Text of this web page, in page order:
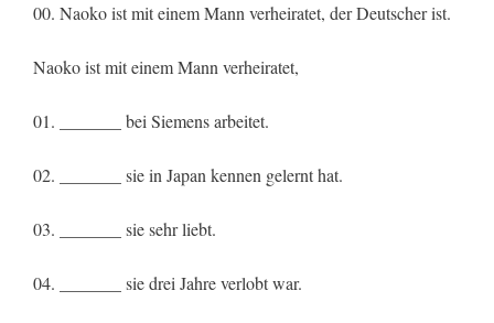
00. Naoko ist mit einem Mann verheiratet, der Deutscher ist.
Naoko ist mit einem Mann verheiratet,
01. _______ bei Siemens arbeitet.
02. _______ sie in Japan kennen gelernt hat.
03. _______ sie sehr liebt.
04. _______ sie drei Jahre verlobt war.